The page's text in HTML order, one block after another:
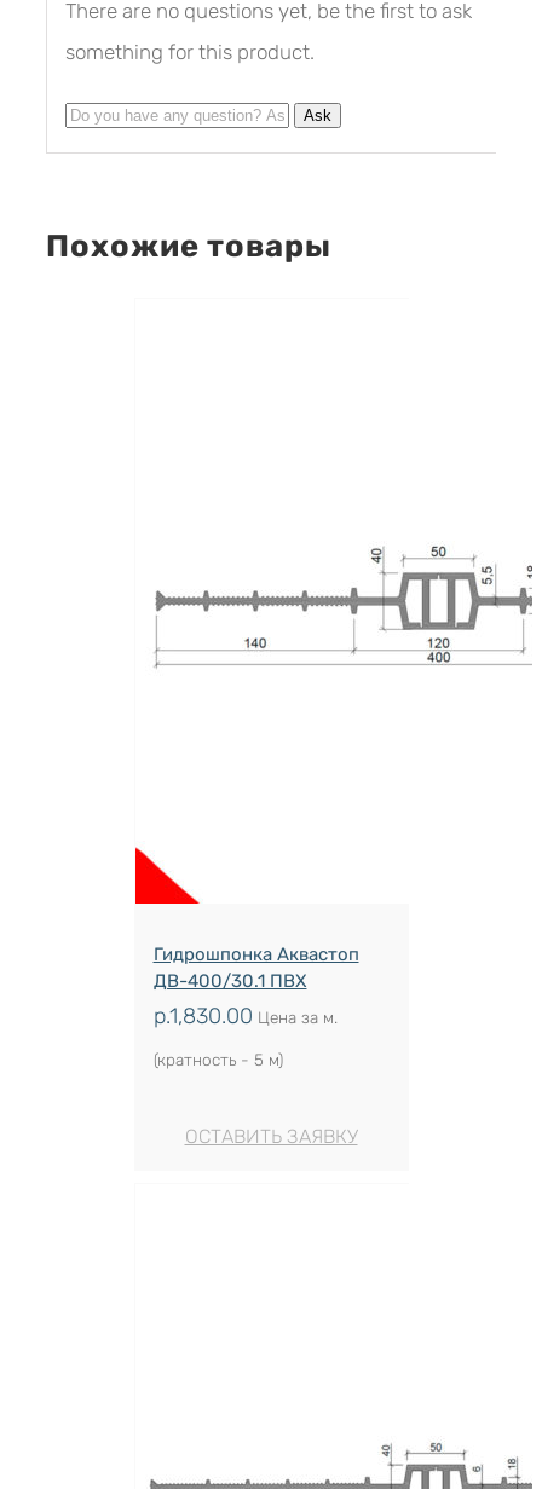
There are no questions yet, be the first to ask
something for this product.
Похожие товары
Гидрошпонка Аквастоп
ДВ-400/30.1 ПВХ
р.1,830.00 Цена за м.
(кратность - 5 м)
ОСТАВИТЬ ЗАЯВКУ